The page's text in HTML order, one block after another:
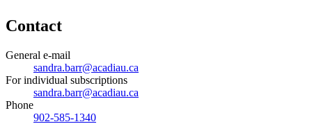
Contact
General e-mail
sandra.barr@acadiau.ca
For individual subscriptions
sandra.barr@acadiau.ca
Phone
902-585-1340